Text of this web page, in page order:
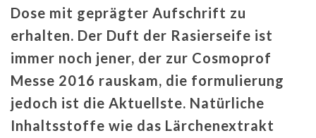
Dose mit geprägter Aufschrift zu
erhalten. Der Duft der Rasierseife ist
immer noch jener, der zur Cosmoprof
Messe 2016 rauskam, die formulierung
jedoch ist die Aktuellste. Natürliche
Inhaltsstoffe wie das Lärchenextrakt